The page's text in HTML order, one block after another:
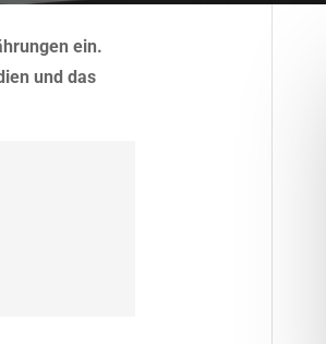
ein.
und das